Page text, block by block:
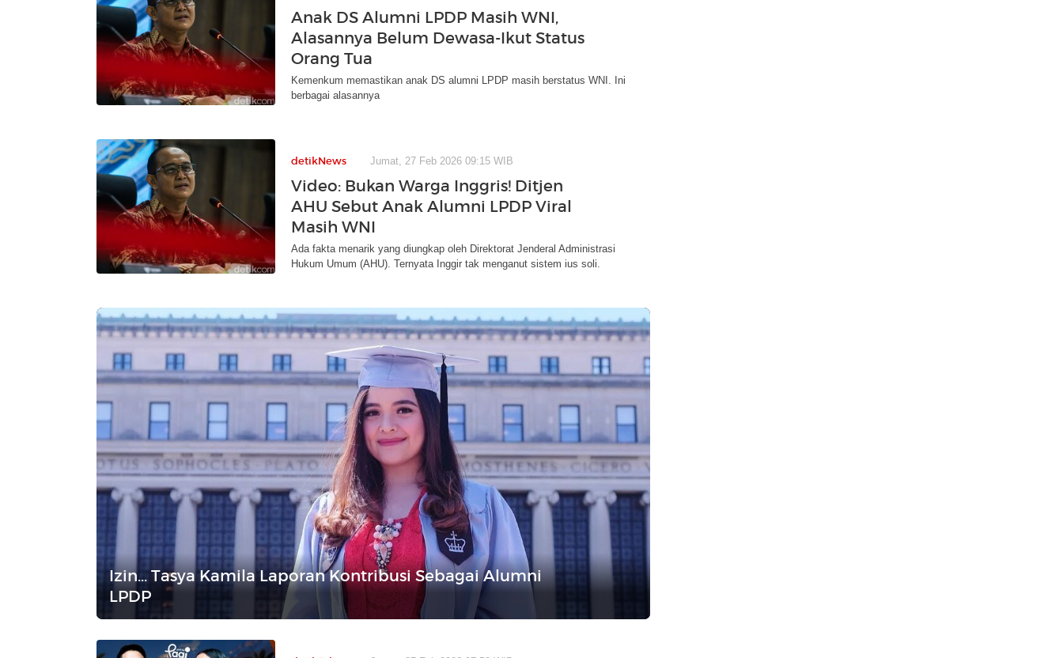
Anak DS Alumni LPDP Masih WNI,
Alasannya Belum Dewasa-Ikut Status
Orang Tua
Kemenkum memastikan anak DS alumni LPDP masih berstatus WNI. Ini
berbagai alasannya
detikNews Jumat, 27 Feb 2026 09:15 WIB
Video: Bukan Warga Inggris! Ditjen
AHU Sebut Anak Alumni LPDP Viral
Masih WNI
Ada fakta menarik yang diungkap oleh Direktorat Jenderal Administrasi
Hukum Umum (AHU). Ternyata Inggir tak menganut sistem ius soli.
Izin... Tasya Kamila Laporan Kontribusi Sebagai Alumni
LPDP